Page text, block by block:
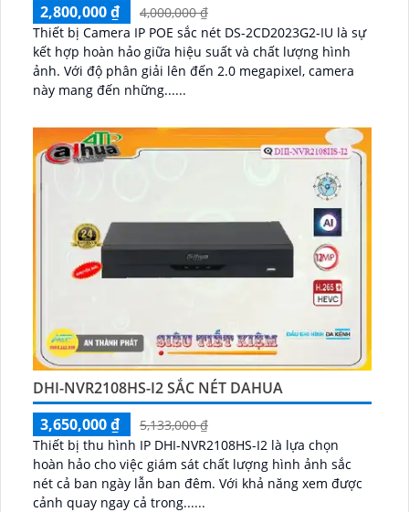
2,800,000 ₫
4,000,000 ₫
Thiết bị Camera IP POE sắc nét DS-2CD2023G2-IU là sự
kết hợp hoàn hảo giữa hiệu suất và chất lượng hình
ảnh. Với độ phân giải lên đến 2.0 megapixel, camera
này mang đến những......
DHI-NVR2108HS-I2 SẮC NÉT DAHUA
3,650,000 ₫
5,133,000 ₫
Thiết bị thu hình IP DHI-NVR2108HS-I2 là lựa chọn
hoàn hảo cho việc giám sát chất lượng hình ảnh sắc
nét cả ban ngày lẫn ban đêm. Với khả năng xem được
cảnh quay ngay cả trong......